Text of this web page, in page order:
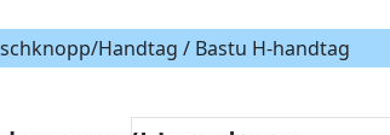
Handtag / Bastu H-handtag